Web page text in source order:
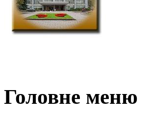
Головне меню